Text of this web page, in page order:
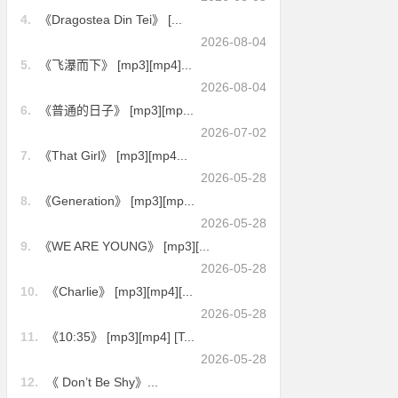
4.
《Dragostea Din Tei》 [...
2026-08-04
5.
《飞瀑而下》 [mp3][mp4]...
2026-08-04
6.
《普通的日子》 [mp3][mp...
2026-07-02
7.
《That Girl》 [mp3][mp4...
2026-05-28
8.
《Generation》 [mp3][mp...
2026-05-28
9.
《WE ARE YOUNG》 [mp3][...
2026-05-28
10.
《Charlie》 [mp3][mp4][...
2026-05-28
11.
《10:35》 [mp3][mp4] [T...
2026-05-28
12.
《 Don’t Be Shy》...